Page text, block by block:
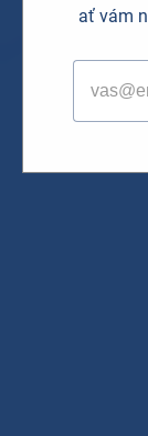
ať vám